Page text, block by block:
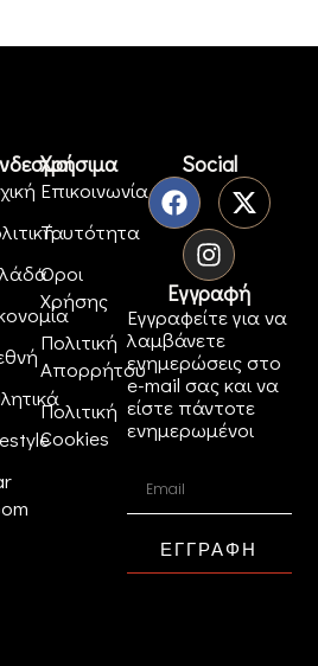
Χρήσιμα
Επικοινωνία
Ταυτότητα
Όροι
Χρήσης
Πολιτική
Απορρήτου
Πολιτική
Cookies
Social
Εγγραφή
Εγγραφείτε για να
λαμβάνετε
ενημερώσεις στο
e-mail σας και να
είστε πάντοτε
ενημερωμένοι
ΕΓΓΡΑΦΗ